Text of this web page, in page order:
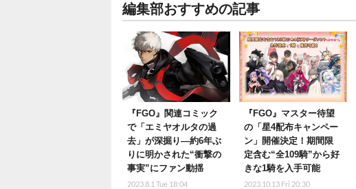
編集部おすすめの記事
『FGO』関連コミック
で「エミヤオルタの過
去」が深掘り―約6年ぶ
りに明かされた“衝撃の
事実”にファン動揺
2023.8.1 Tue 18:04
『FGO』マスター待望
の「星4配布キャンペー
ン」開催決定！期間限
定含む“全109騎”から好
きな1騎を入手可能
2023.10.13 Fri 20:30